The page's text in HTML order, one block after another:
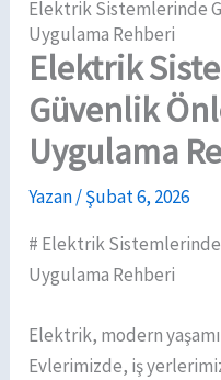
Elektrik Sistemlerinde
Uygulama Rehberi
Elektrik
Güvenlik
Uygulama
Yazan/Şubat 6, 2026
# Elektrik
Uygulama Rehberi
Elektrik, modern
Evlerimizde, iş